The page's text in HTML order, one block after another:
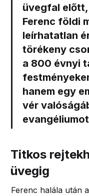
üvegfal
Ferenc földi
leírhatatlan
törékeny
a 800 évnyi
hanem egy
vér
Titkos
üvegig
Ferenc halála után